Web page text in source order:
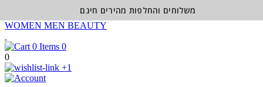
WOMEN MEN BEAUTY
0
0
+1
משלוחים והחלפות מהירים חינם